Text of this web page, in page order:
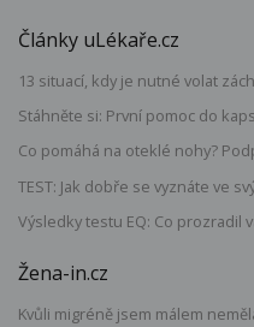
Články uLékaře.cz
13 situací, kdy je nutné volat
Stáhněte si: První pomoc do
Co pomáhá na oteklé nohy?
TEST: Jak dobře se vyznáte ve
Výsledky testu EQ: Co prozradil
Žena-in.cz
Kvůli migréně jsem málem